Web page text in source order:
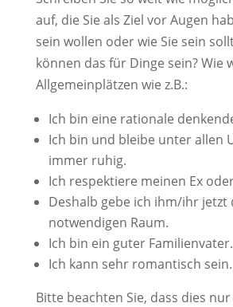
auf, die Sie als Ziel vor Augen
sein wollen oder wie Sie sein
können das für Dinge sein? Wie
Allgemeinplätzen wie z.B.:
Ich bin eine rationale
Ich bin und bleibe unter allen
immer ruhig.
Ich respektiere meinen Ex
Deshalb gebe ich ihm/ihr jetzt
notwendigen Raum.
Ich bin ein guter Familienvater.
Ich kann sehr romantisch sein.
Bitte beachten Sie, dass dies